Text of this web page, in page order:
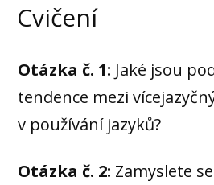
Cvičení
Otázka č. 1: Jaké jsou
tendence mezi
v používání jazyků?
Otázka č. 2: Zamyslete